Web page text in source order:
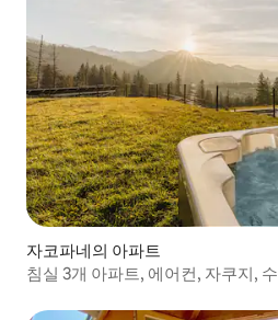
자코파네의 아파트
침실 3개 아파트, 에어컨, 자쿠지,